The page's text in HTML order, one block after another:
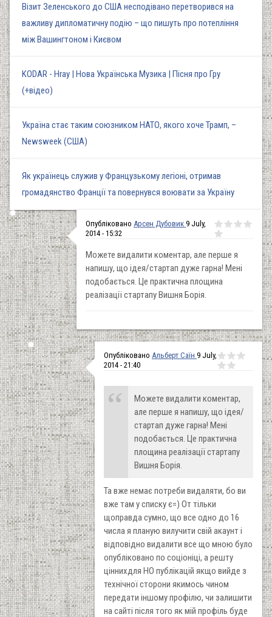
Візит Зеленського до США несподівано перетворився на
важливу дипломатичну подію – що пишуть про потепління
між Вашингтоном і Києвом
KODAR - Hray | Нова Українська Музика | Пісня про Гру
(+відео)
Україна стає таким союзником НАТО, якого хоче Трамп, –
Newsweek (США)
Як українець служив у Французькому легіоні, отримав
громадянство Франції та повернувся воювати за Україну
Опубліковано Арсен Дубовик 9 July,
2014 - 15:32
Можете видалити коментар, але перше я
напишу, що ідея/стартап дуже гарна! Мені
подобається. Це практична площина
реалізації стартапу Вишня Борія.
Опубліковано Альберт Саїн 9 July,
2014 - 21:40
Можете видалити коментар,
але перше я напишу, що ідея/
стартап дуже гарна! Мені
подобається. Це практична
площина реалізації стартапу
Вишня Борія.
Та вже немає потреби видаляти, бо ви
вже там у списку є=) От тільки
щоправда сумно, що все одно до 16
числа я планую вилучити свій акаунт і
відповідно видалити все що мною було
опубліковано по соціоніці, а решту
ціннихдля НО публікацій якщо вийде з
технічної сторони якимось чином
передати іншому профілю, чи залишити
на сайті після того як мій профіль буде